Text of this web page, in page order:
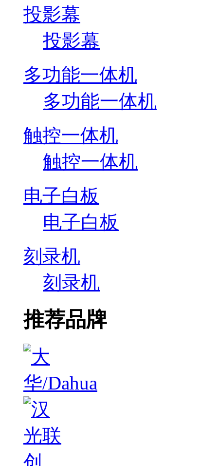
投影幕
投影幕
多功能一体机
多功能一体机
触控一体机
触控一体机
电子白板
电子白板
刻录机
刻录机
推荐品牌